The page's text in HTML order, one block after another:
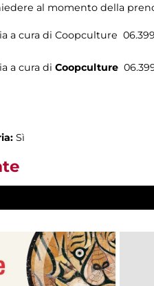
al momento della
a cura di Coopculture
a cura di Coopculture
Sì